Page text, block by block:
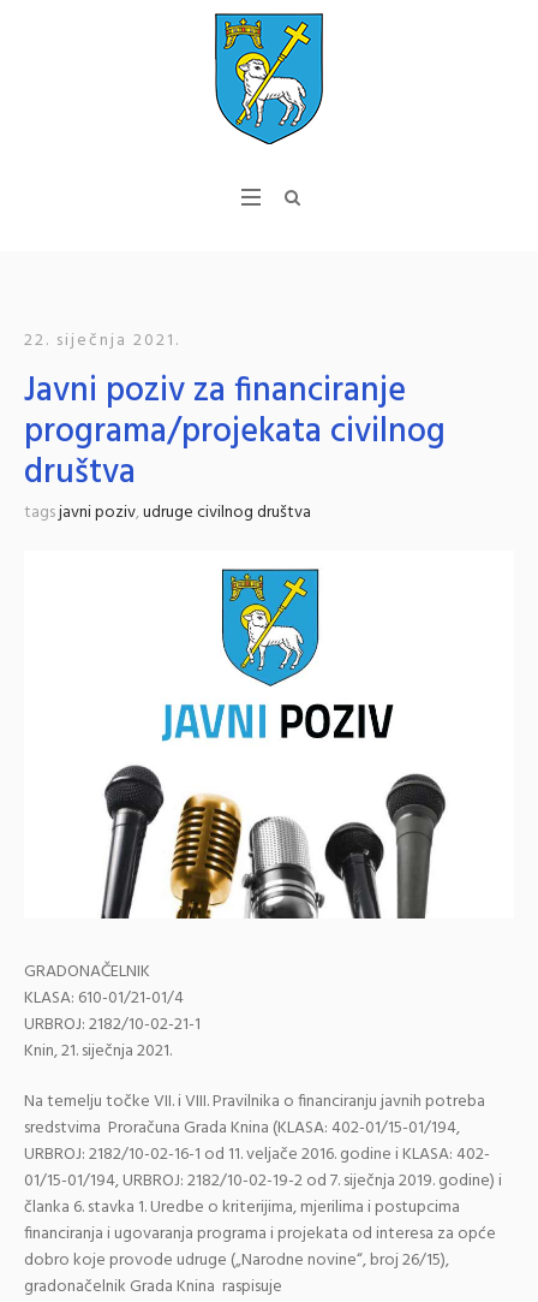
22. siječnja 2021.
Javni poziv za financiranje
programa/projekata civilnog
društva
tagsjavni poziv,udruge civilnog društva
GRADONAČELNIK
KLASA: 610-01/21-01/4
URBROJ: 2182/10-02-21-1
Knin, 21. siječnja 2021.
Na temelju točke VII. i VIII. Pravilnika o financiranju javnih potreba
sredstvima Proračuna Grada Knina (KLASA: 402-01/15-01/194,
URBROJ: 2182/10-02-16-1 od 11. veljače 2016. godine i KLASA: 402-
01/15-01/194, URBROJ: 2182/10-02-19-2 od 7. siječnja 2019. godine) i
članka 6. stavka 1. Uredbe o kriterijima, mjerilima i postupcima
financiranja i ugovaranja programa i projekata od interesa za opće
dobro koje provode udruge („Narodne novine“, broj 26/15),
gradonačelnik Grada Knina raspisuje